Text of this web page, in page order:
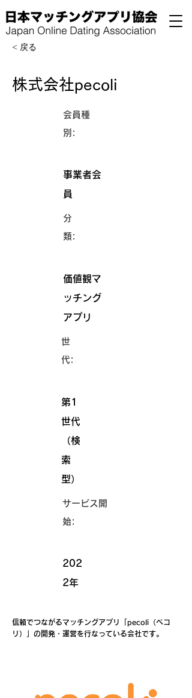
< 戻る
株式会社pecoli
会員種
別:
事業者会
員
分
類:
価値観マ
ッチング
アプリ
世
代:
第1
世代
（検
索
型）
サービス開
始:
202
2年
信頼でつながるマッチングアプリ「pecoli（ペコ
リ）」の開発・運営を行なっている会社です。